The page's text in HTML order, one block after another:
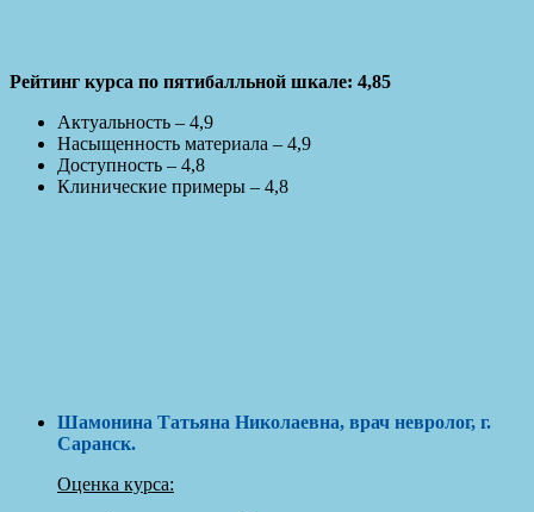
Рейтинг курса по пятибалльной шкале: 4,85
Актуальность – 4,9
Насыщенность материала – 4,9
Доступность – 4,8
Клинические примеры – 4,8
Шамонина Татьяна Николаевна, врач невролог, г.
Саранск.
Оценка курса: